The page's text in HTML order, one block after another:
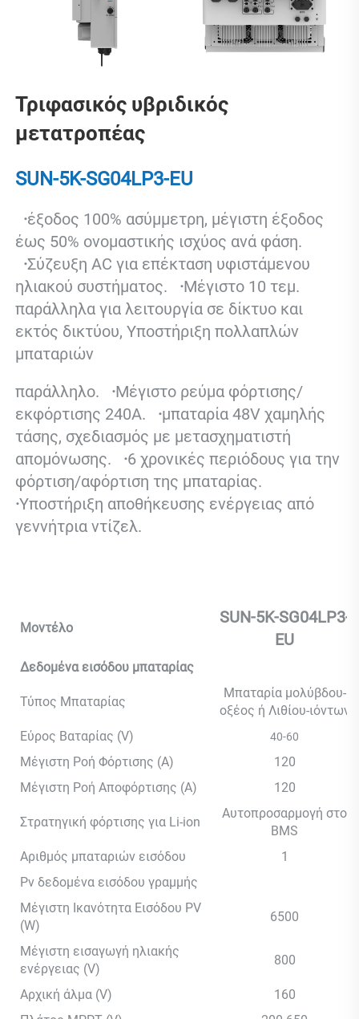
Τριφασικός υβριδικός
μετατροπέας
SUN-5K-SG04LP3-EU
  ·
έξοδος 100% ασύμμετρη, μέγιστη έξοδος
έως 50% ονομαστικής ισχύος ανά φάση.
  ·
Σύζευξη AC για επέκταση υφιστάμενου
ηλιακού συστήματος.
  ·
Μέγιστο 10 τεμ.
παράλληλα για λειτουργία σε δίκτυο και
εκτός δικτύου, Υποστήριξη πολλαπλών
μπαταριών
παράλληλο.
  ·
Μέγιστο ρεύμα φόρτισης/
εκφόρτισης 240A.
  ·
μπαταρία 48V χαμηλής
τάσης, σχεδιασμός με μετασχηματιστή
απομόνωσης.
  ·
6 χρονικές περιόδους για την
·Υποστήριξη αποθήκευσης ενέργειας από
γεννήτρια ντίζελ.
Μοντέλο
SUN-5K-SG04LP3-
EU
Δεδομένα εισόδου μπαταρίας
Τύπος Μπαταρίας
Μπαταρία μολύβδου-
οξέος ή Λιθίου-ιόντων
Εύρος Βαταρίας (V)
40-60
Μέγιστη Ροή Φόρτισης (A)
120
Μέγιστη Ροή Αποφόρτισης (A)
120
Στρατηγική φόρτισης για Li-ion
Αυτοπροσαρμογή στο
BMS
Αριθμός μπαταριών εισόδου
1
Pv δεδομένα εισόδου γραμμής
Μέγιστη Ικανότητα Εισόδου PV
(W)
6500
Μέγιστη εισαγωγή ηλιακής
ενέργειας (V)
800
Αρχική άλμα (V)
160